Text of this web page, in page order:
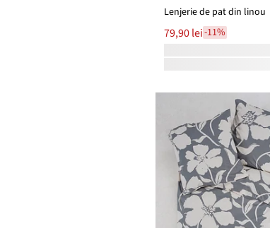
Lenjerie de pat din linou
79,90 lei-11%